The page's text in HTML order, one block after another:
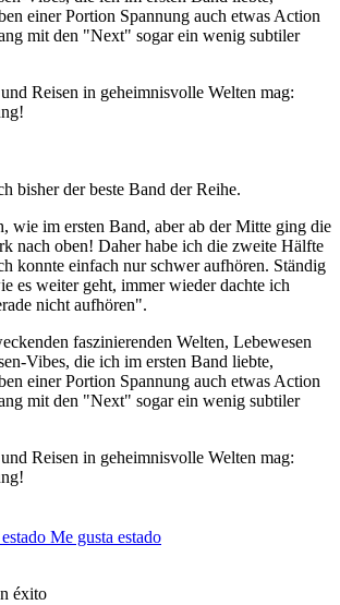
einer Portion Spannung auch etwas Action
mit den "Next" sogar ein wenig subtiler
Reisen in geheimnisvolle Welten mag:
bisher der beste Band der Reihe.
wie im ersten Band, aber ab der Mitte ging die
nach oben! Daher habe ich die zweite Hälfte
konnte einfach nur schwer aufhören. Ständig
es weiter geht, immer wieder dachte ich
nicht aufhören".
faszinierenden Welten, Lebewesen
Vibes, die ich im ersten Band liebte,
einer Portion Spannung auch etwas Action
mit den "Next" sogar ein wenig subtiler
Reisen in geheimnisvolle Welten mag:
Me gusta estado
éxito